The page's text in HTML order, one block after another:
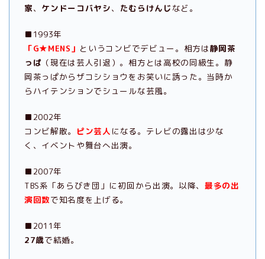
家、 ケンドーコバヤシ、 たむらけんじ など。
■1993年
「G★MENS」 というコンビでデビュー。相方は静岡茶
っぱ （現在は芸人引退）。相方とは高校の同級生。静
岡茶っぱからザコシショウをお笑いに誘った。当時か
らハイテンションでシュールな芸風。
■2002年
コンビ解散。
ピン芸人 になる。テレビの露出は少な
く、イベントや舞台へ出演。
■2007年
TBS系「あらびき団」に初回から出演。以降、 最多の出
演回数で知名度を上げる。
■2011年
27歳で結婚。